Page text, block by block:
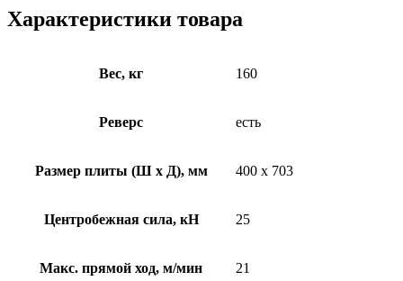
Характеристики товара
Вес, кг 160
Реверс есть
Размер плиты (Ш х Д), мм 400 x 703
Центробежная сила, кН 25
Макс. прямой ход, м/мин 21